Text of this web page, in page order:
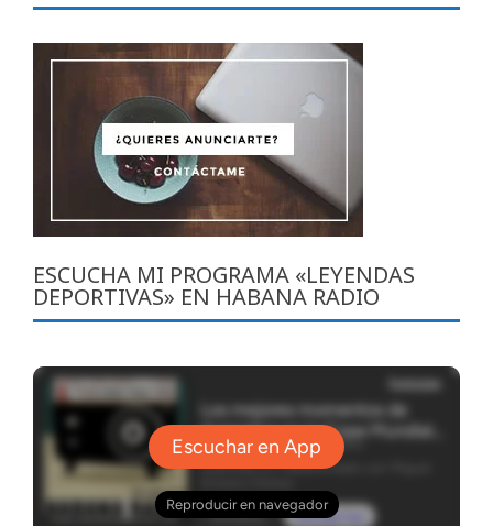
ESCUCHA MI PROGRAMA «LEYENDAS
DEPORTIVAS» EN HABANA RADIO